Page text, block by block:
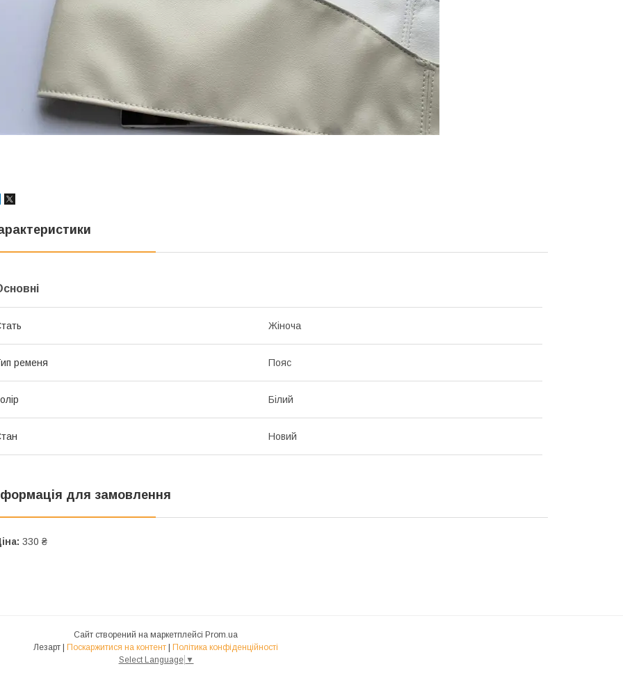
Жіноча
ременя Пояс
Білий
Новий
для замовлення
330 ₴
Сайт створений на маркетплейсі Prom.ua
Лезарт | Поскаржитися на контент | Політика конфіденційності
Select Language ▼